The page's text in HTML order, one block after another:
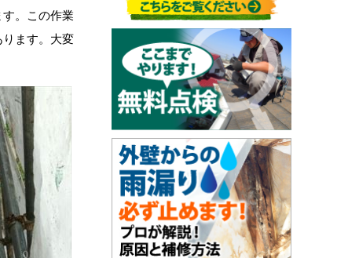
。この作業
ます。大変